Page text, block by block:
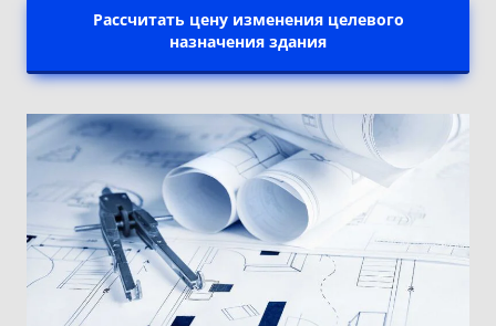
Рассчитать цену изменения целевого
назначения здания